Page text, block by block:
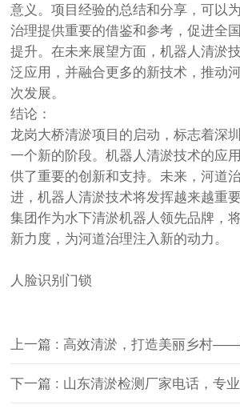
意义。项目经验的总结和分享，可以
治理提供重要的借鉴和参考，促进全
提升。在未来展望方面，机器人清淤
泛应用，并融合更多的新技术，推动
次发展。
结论：
龙岗大桥清淤项目的启动，标志着深
一个新的阶段。机器人清淤技术的应
供了重要的创新和支持。未来，河道
进，机器人清淤技术将发挥越来越重
集团作为水下清淤机器人领先品牌，
新力度，为河道治理注入新的动力。
人脸识别门锁
下一篇 : 山东清淤检测厂家电话，专